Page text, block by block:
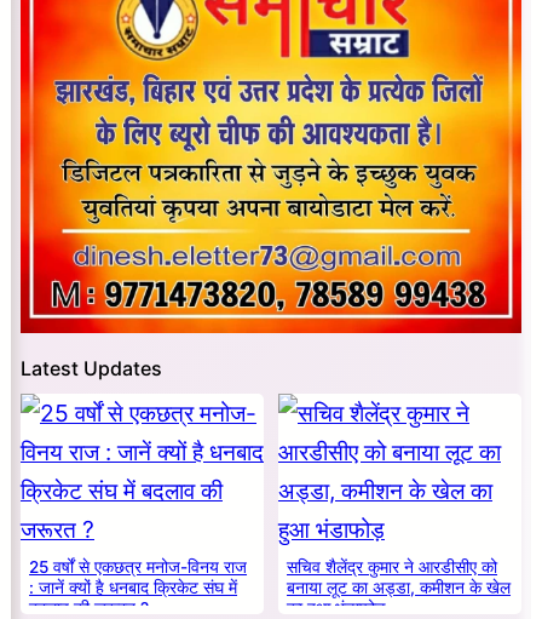
Latest Updates
25 वर्षों से एकछत्र मनोज-विनय राज
: जानें क्यों है धनबाद क्रिकेट संघ में
बदलाव की जरूरत ?
सचिव शैलेंद्र कुमार ने आरडीसीए को
बनाया लूट का अड्डा, कमीशन के खेल
का हुआ भंडाफोड़